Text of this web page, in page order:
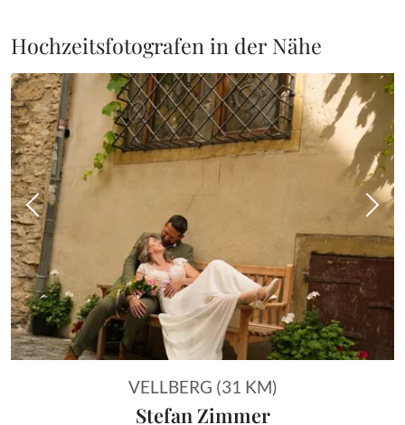
Hochzeitsfotografen in der Nähe
Vorheriges Bild
VELLBERG (31 KM)
Stefan Zimmer